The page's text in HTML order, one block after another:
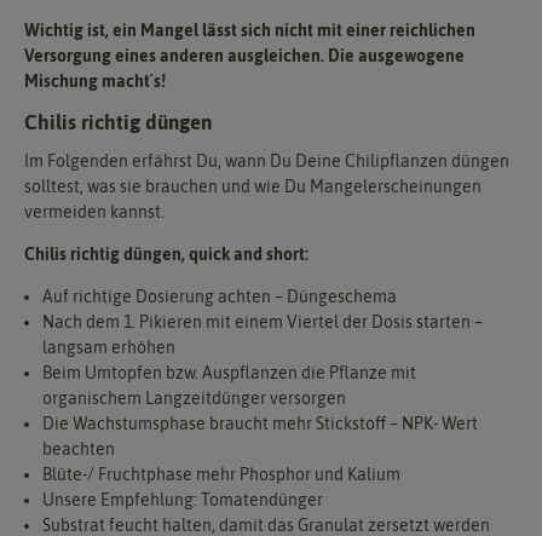
Wichtig ist, ein Mangel lässt sich nicht mit einer reichlichen
Versorgung eines anderen ausgleichen. Die ausgewogene
Mischung macht´s!
Chilis richtig düngen
Im Folgenden erfährst Du, wann Du Deine Chilipflanzen düngen
solltest, was sie brauchen und wie Du Mangelerscheinungen
vermeiden kannst.
Chilis richtig düngen, quick and short:
Auf richtige Dosierung achten – Düngeschema
Nach dem 1. Pikieren mit einem Viertel der Dosis starten –
langsam erhöhen
Beim Umtopfen bzw. Auspflanzen die Pflanze mit
organischem Langzeitdünger versorgen
Die Wachstumsphase braucht mehr Stickstoff – NPK- Wert
beachten
Blüte-/ Fruchtphase mehr Phosphor und Kalium
Unsere Empfehlung: Tomatendünger
Substrat feucht halten, damit das Granulat zersetzt werden